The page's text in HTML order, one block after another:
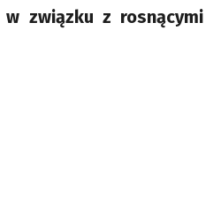
związku z rosnącymi